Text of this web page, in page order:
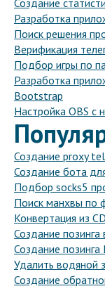
Создание
Разработка
Поиск решения
Верификация
Подбор игры по
Разработка
Bootstrap
Настройка OBS с
Создание proxy
Создание бота
Подбор socks5
Поиск манхвы по
Конвертация из
Создание позинга
Создание
Удалить водяной
Создание